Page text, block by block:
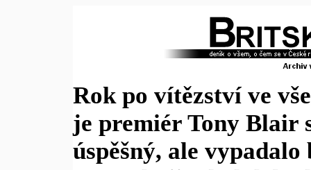
Rok po vítězství ve
je premiér Tony Blair
úspěšný, ale